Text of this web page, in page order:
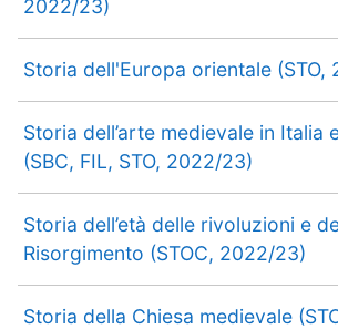
2022/23)
Storia dell'Europa orientale (STO,
Storia dell’arte medievale in Italia
(SBC, FIL, STO, 2022/23)
Storia dell’età delle rivoluzioni e
Risorgimento (STOC, 2022/23)
Storia della Chiesa medievale